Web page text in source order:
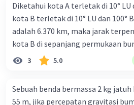
ceteris paribus maka .... a.
bentuk kurva jumlah uang beredar
dari kiri bawah ke kanan atas b.
mana bentuk kurva jumlah uang
uang) naik dari kiri bawah ke
(penawaran uang) naik dari kiri
Tingkat bunga turun di mana
Diketahui kota A terletak di 10° LU
kota B terletak di 10° LU dan 100°
adalah 6.370 km, maka jarak
kota B di sepanjang permukaan
3 5.0
Sebuah benda bermassa 2 kg
55 m, jika percepatan gravitasi